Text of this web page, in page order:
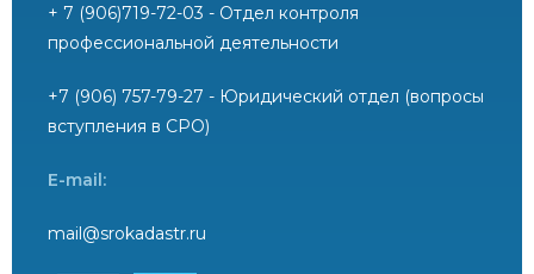
+ 7 (906)719-72-03 - Отдел контроля
профессиональной деятельности
+7 (906) 757-79-27 - Юридический отдел (вопросы
вступления в СРО)
E-mail:
mail@srokadastr.ru